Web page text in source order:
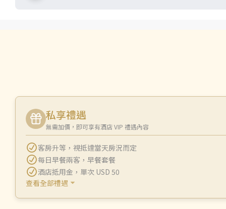
私享禮遇
無需加價，即可享有酒店 VIP 禮遇內容
客房升等 ， 視抵達當天房況而定
每日早餐兩客 ， 早餐套餐
酒店抵用金 ， 單次 USD 50
查看全部禮遇